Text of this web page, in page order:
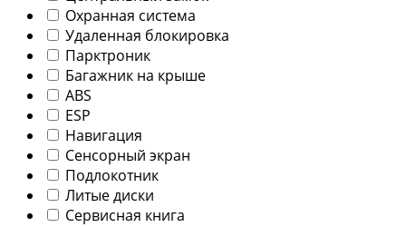
Охранная система
Удаленная блокировка
Парктроник
Багажник на крыше
ABS
ESP
Навигация
Сенсорный экран
Подлокотник
Литые диски
Сервисная книга